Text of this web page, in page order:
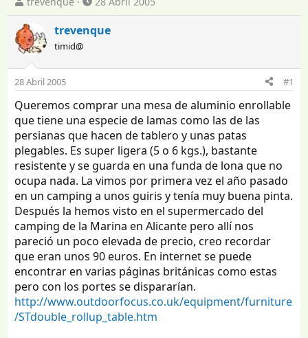
n
i
c
i
a
d
o
r
d
e
t
e
m
a
e
c
h
d
i
n
i
c
o
trevenque
timid@
28 Abril 2005 #1
Queremos comprar una mesa de aluminio enrollable
que tiene una especie de lamas como las de las
persianas que hacen de tablero y unas patas
plegables. Es super ligera (5 o 6 kgs.), bastante
resistente y se guarda en una funda de lona que no
ocupa nada. La vimos por primera vez el año pasado
en un camping a unos guiris y tenía muy buena pinta.
Después la hemos visto en el supermercado del
camping de la Marina en Alicante pero allí nos
pareció un poco elevada de precio, creo recordar
que eran unos 90 euros. En internet se puede
encontrar en varias páginas británicas como estas
pero con los portes se dispararían.
http://www.outdoorfocus.co.uk/equipment/furniture
/STdouble_rollup_table.htm